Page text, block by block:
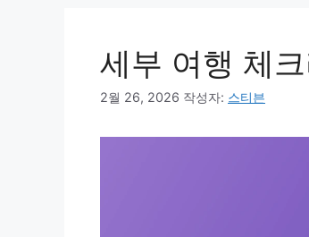
세부 여행 체
2월 26, 2026 작성자: 스티븐